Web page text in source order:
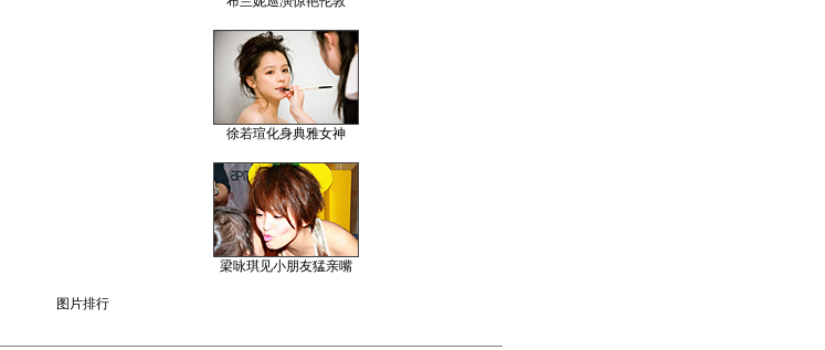
徐若瑄化身典雅女神
梁咏琪见小朋友猛亲嘴
图片排行